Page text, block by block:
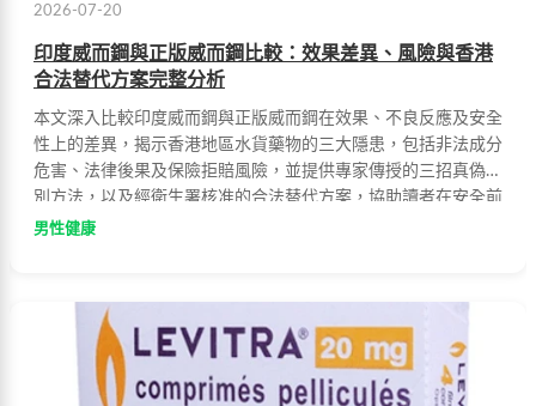
2026-07-20
印度威而鋼與正版威而鋼比較：效果差異、風險與香港
合法替代方案完整分析
本文深入比較印度威而鋼與正版威而鋼在效果、不良反應及安全
性上的差異，揭示香港地區水貨藥物的三大隱患，包括非法成分
危害、法律後果及保險拒賠風險，並提供專家傳授的三招真偽辨
別方法，以及經衛生署核准的合法替代方案，協助讀者在安全前
提下做出明智選擇。
男性健康